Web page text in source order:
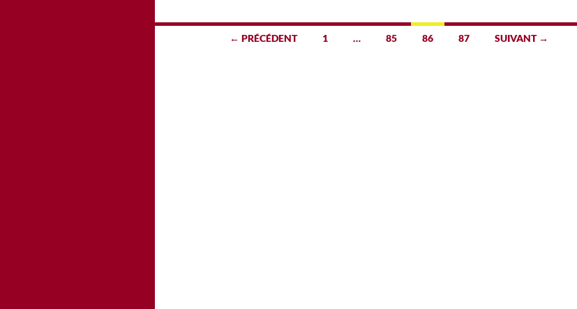
Navigation← PRÉCÉDENT 1 … 85 86 87 SUIVANT →